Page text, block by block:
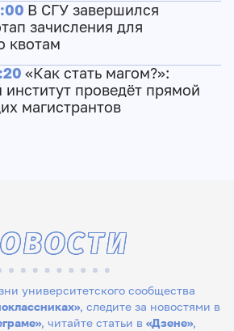
В СГУ завершился
зачисления для
квотам
«Как стать магом?»:
институт проведёт прямой
магистрантов
университетского сообщества
, следите за новостями в
, читайте статьи в «Дзене»,